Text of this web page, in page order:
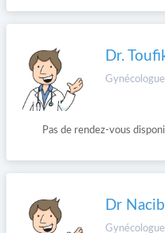
Dr.
Pas de rendez-vous
Dr